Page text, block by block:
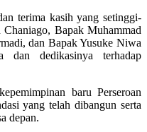
terima kasih yang setinggi-
Bapak Muhammad
dan Bapak Yusuke Niwa
dan dedikasinya terhadap
baru Perseroan
yang telah dibangun serta
depan.